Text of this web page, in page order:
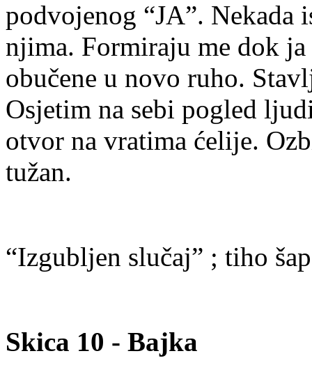
podvojenog “JA”. Nekada
njima. Formiraju me dok
obučene u novo ruho.
Osjetim na sebi pogled
otvor na vratima ćelije.
tužan.
“Izgubljen slučaj” ; tiho
Skica 10 - Bajka